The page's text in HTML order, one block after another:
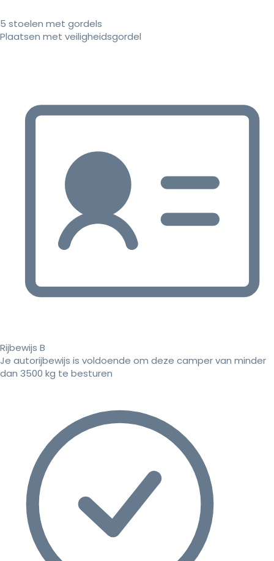
5 stoelen met gordels
Plaatsen met veiligheidsgordel
Rijbewijs B
Je autorijbewijs is voldoende om deze camper van minder
dan 3500 kg te besturen